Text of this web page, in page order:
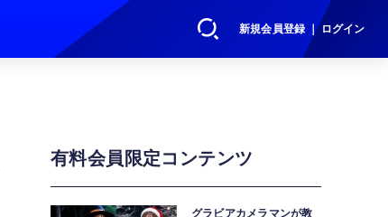
新規会員登録 ｜ ログイン
有料会員限定コンテンツ
グラビアカメラマンが教